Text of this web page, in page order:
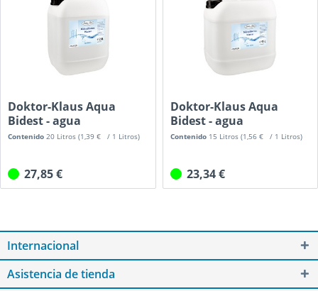
Doktor-Klaus Aqua
Bidest - agua
bidestilada, 20 l
Contenido20 Litros(1,39 € / 1 Litros)
27,85 €
Doktor-Klaus Aqua
Bidest - agua
bidestilada, 15 l
Contenido 15 Litros (1,56 € / 1 Litros)
23,34 €
Internacional
Asistencia de tienda